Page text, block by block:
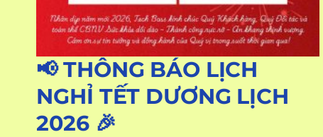
📢 THÔNG BÁO LỊCH
NGHỈ TẾT DƯƠNG LỊCH
2026 🎉